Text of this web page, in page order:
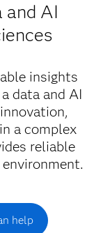
and AI
insights
data and AI
a complex
reliable
help